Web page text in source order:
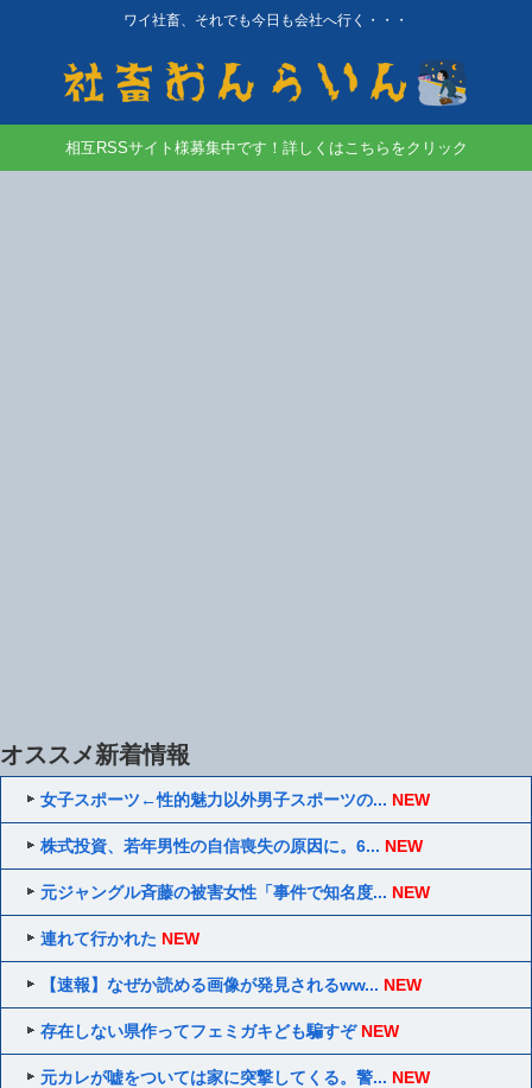
ワイ社畜、それでも今日も会社へ行く・・・
相互RSSサイト様募集中です！詳しくはこちらをクリック
オススメ新着情報
女子スポーツ←性的魅力以外男子スポーツの... NEW
株式投資、若年男性の自信喪失の原因に。6... NEW
元ジャングル斉藤の被害女性「事件で知名度... NEW
連れて行かれた NEW
【速報】なぜか読める画像が発見されるww... NEW
存在しない県作ってフェミガキども騙すぞ NEW
元カレが嘘をついては家に突撃してくる。警... NEW